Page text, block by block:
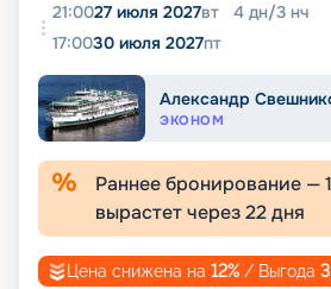
21:0027 июля 2027вт 4 дн/3 нч
17:0030 июля 2027пт
Александр
ЭКОНОМ
Раннее бронирование —
вырастет через22дня
Цена снижена на 12% / Выгода